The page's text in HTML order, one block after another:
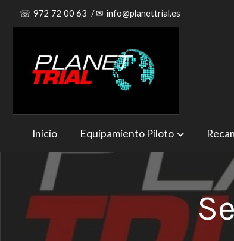
☏ 972 72 00 63 /✉ info@planettrial.es
Inicio Equipamiento Piloto